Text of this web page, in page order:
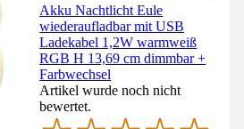
Akku Nachtlicht Eule
wiederaufladbar mit USB
Ladekabel 1,2W warmweiß
RGB H 13,69 cm dimmbar +
Farbwechsel
Artikel wurde noch nicht
bewertet.